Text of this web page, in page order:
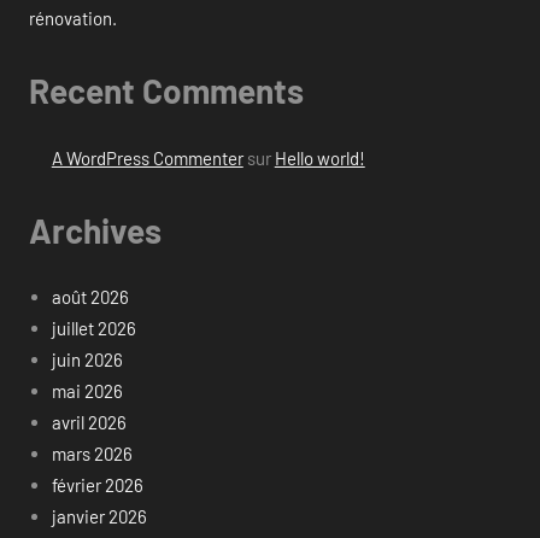
rénovation.
Recent Comments
A WordPress Commentersur Hello world!
Archives
août 2026
juillet 2026
juin 2026
mai 2026
avril 2026
mars 2026
février 2026
janvier 2026